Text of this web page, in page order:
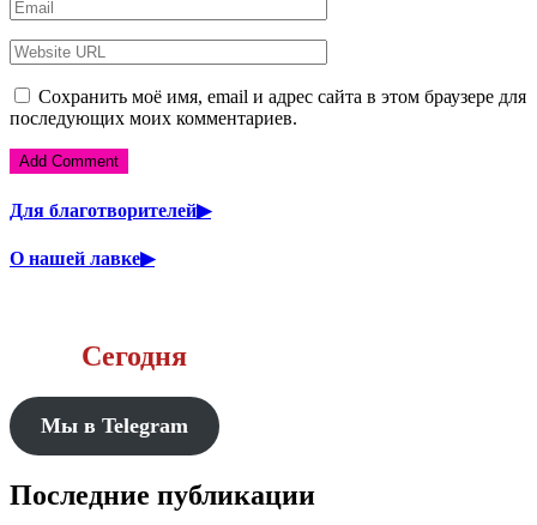
Сохранить моё имя, email и адрес сайта в этом браузере для
последующих моих комментариев.
Для благотворителей▶
О нашей лавке▶
Сегодня
Мы в Telegram
Последние публикации